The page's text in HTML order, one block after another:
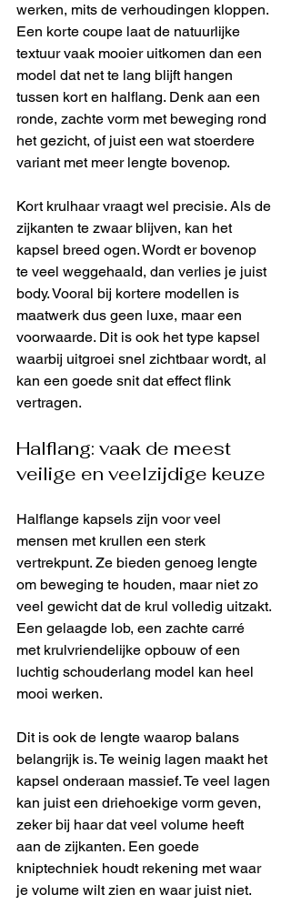
werken, mits de verhoudingen kloppen.
Een korte coupe laat de natuurlijke
textuur vaak mooier uitkomen dan een
model dat net te lang blijft hangen
tussen kort en halflang. Denk aan een
ronde, zachte vorm met beweging rond
het gezicht, of juist een wat stoerdere
variant met meer lengte bovenop.
Kort krulhaar vraagt wel precisie. Als de
zijkanten te zwaar blijven, kan het
kapsel breed ogen. Wordt er bovenop
te veel weggehaald, dan verlies je juist
body. Vooral bij kortere modellen is
maatwerk dus geen luxe, maar een
voorwaarde. Dit is ook het type kapsel
waarbij uitgroei snel zichtbaar wordt, al
kan een goede snit dat effect flink
vertragen.
Halflang: vaak de meest
veilige en veelzijdige keuze
Halflange kapsels zijn voor veel
mensen met krullen een sterk
vertrekpunt. Ze bieden genoeg lengte
om beweging te houden, maar niet zo
veel gewicht dat de krul volledig uitzakt.
Een gelaagde lob, een zachte carré
met krulvriendelijke opbouw of een
luchtig schouderlang model kan heel
mooi werken.
Dit is ook de lengte waarop balans
belangrijk is. Te weinig lagen maakt het
kapsel onderaan massief. Te veel lagen
kan juist een driehoekige vorm geven,
zeker bij haar dat veel volume heeft
aan de zijkanten. Een goede
kniptechniek houdt rekening met waar
je volume wilt zien en waar juist niet.